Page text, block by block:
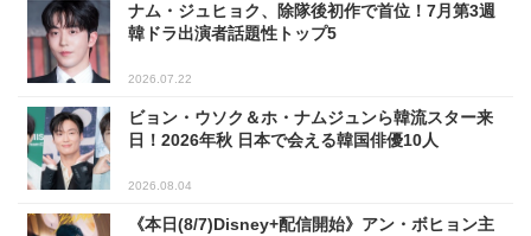
ナム・ジュヒョク、除隊後初作で首位！7月第3週
韓ドラ出演者話題性トップ5
2026.07.22
ビョン・ウソク＆ホ・ナムジュンら韓流スター来
日！2026年秋 日本で会える韓国俳優10人
2026.08.04
《本日(8/7)Disney+配信開始》アン・ボヒョン主